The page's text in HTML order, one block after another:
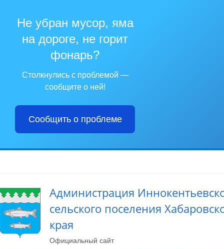
Не убран мусор, яма
на дороге, не горит
фонарь?
Столкнулись с проблемой —
сообщите о ней!
Сообщить о проблеме
Администрация
сельского поселения
края
Официальный сайт